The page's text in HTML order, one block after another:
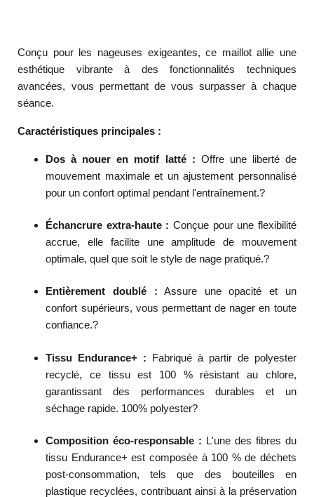
Conçu pour les nageuses exigeantes, ce maillot allie une
esthétique vibrante à des fonctionnalités techniques
avancées, vous permettant de vous surpasser à chaque
séance.
Caractéristiques principales :
Dos à nouer en motif latté : Offre une liberté de
mouvement maximale et un ajustement personnalisé
pour un confort optimal pendant l'entraînement.?
Échancrure extra-haute : Conçue pour une flexibilité
accrue, elle facilite une amplitude de mouvement
optimale, quel que soit le style de nage pratiqué.?
Entièrement doublé :
Assure une opacité et un
confort supérieurs, vous permettant de nager en toute
confiance.?
Tissu Endurance+ : Fabriqué à partir de polyester
recyclé, ce tissu est 100 % résistant au chlore,
garantissant des performances durables et un
séchage rapide. 100% polyester?
Composition éco-responsable : L'une des fibres du
tissu Endurance+ est composée à 100 % de déchets
post-consommation, tels que des bouteilles en
plastique recyclées, contribuant ainsi à la préservation